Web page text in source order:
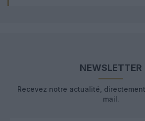
NEWSLETTER
Recevez notre actualité,
mail.